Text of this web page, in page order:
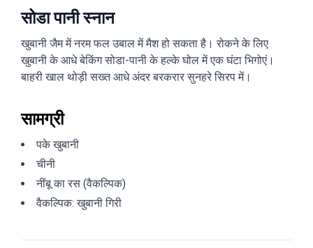
सोडा पानी स्नान
खुबानी जैम में नरम फल उबाल में मैश हो सकता है। रोकने के लिए
खुबानी के आधे बेकिंग सोडा-पानी के हल्के घोल में एक घंटा भिगोएं।
बाहरी खाल थोड़ी सख्त आधे अंदर बरकरार सुनहरे सिरप में।
सामग्री
पके खुबानी
चीनी
नींबू का रस (वैकल्पिक)
वैकल्पिक: खुबानी गिरी